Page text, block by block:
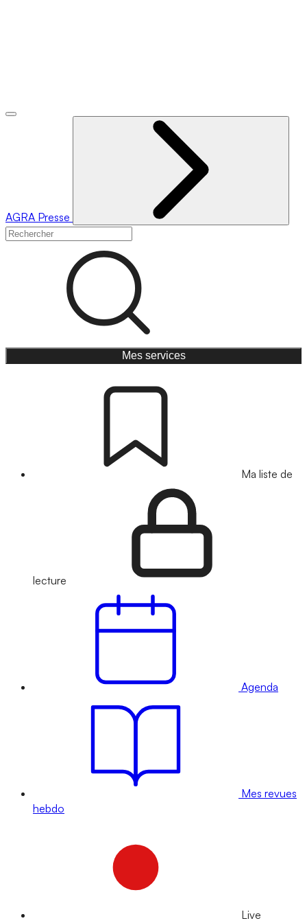
AGRA Presse
Mes services
Ma liste de
lecture
Agenda
Mes revues
hebdo
Live